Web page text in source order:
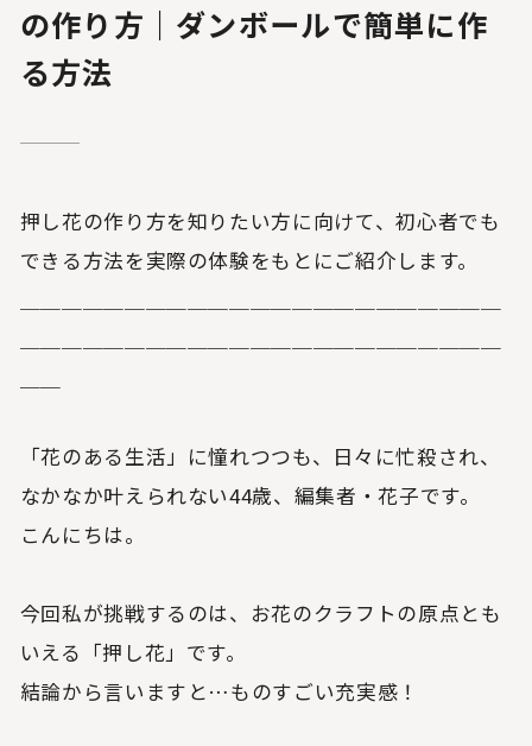
の作り方｜ダンボールで簡単に作
る方法
押し花の作り方を知りたい方に向けて、初心者でも
できる方法を実際の体験をもとにご紹介します。
「花のある生活」に憧れつつも、日々に忙殺され、
なかなか叶えられない44歳、編集者・花子です。
こんにちは。
今回私が挑戦するのは、お花のクラフトの原点とも
いえる「押し花」です。
結論から言いますと…ものすごい充実感！